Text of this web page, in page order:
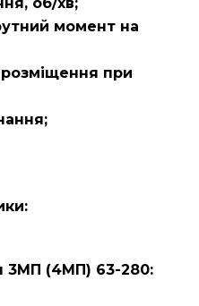
момент на
розміщення при
3МП (4МП) 63-280: